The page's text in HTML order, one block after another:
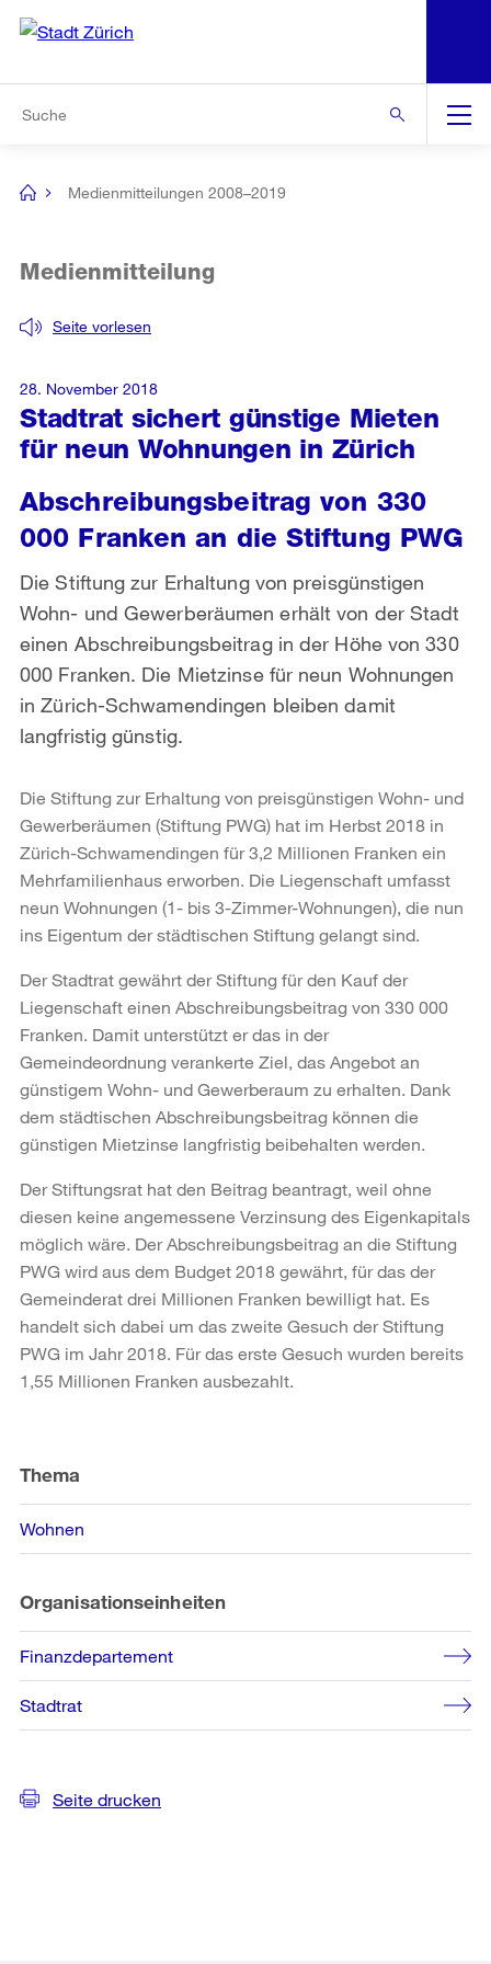
Navigation
[no
Medienmitteilungen 2008–2019
Stadtrat sichert günstige Mieten
für neun Wohnungen in Zürich
Seite vorlesen
Medienmitteilung
Abschreibungsbeitrag von 330
000 Franken an die Stiftung PWG
Die Stiftung zur Erhaltung von preisgünstigen
Wohn- und Gewerberäumen erhält von der Stadt
einen Abschreibungsbeitrag in der Höhe von 330
000 Franken. Die Mietzinse für neun Wohnungen
in Zürich-Schwamendingen bleiben damit
langfristig günstig.
28. November 2018
Die Stiftung zur Erhaltung von preisgünstigen Wohn- und
Gewerberäumen (Stiftung PWG) hat im Herbst 2018 in
Zürich-Schwamendingen für 3,2 Millionen Franken ein
Mehrfamilienhaus erworben. Die Liegenschaft umfasst
neun Wohnungen (1- bis 3-Zimmer-Wohnungen), die nun
ins Eigentum der städtischen Stiftung gelangt sind.
Der Stadtrat gewährt der Stiftung für den Kauf der
Liegenschaft einen Abschreibungsbeitrag von 330 000
Franken. Damit unterstützt er das in der
Gemeindeordnung verankerte Ziel, das Angebot an
günstigem Wohn- und Gewerberaum zu erhalten. Dank
dem städtischen Abschreibungsbeitrag können die
günstigen Mietzinse langfristig beibehalten werden.
Der Stiftungsrat hat den Beitrag beantragt, weil ohne
diesen keine angemessene Verzinsung des Eigenkapitals
möglich wäre. Der Abschreibungsbeitrag an die Stiftung
PWG wird aus dem Budget 2018 gewährt, für das der
Gemeinderat drei Millionen Franken bewilligt hat. Es
handelt sich dabei um das zweite Gesuch der Stiftung
PWG im Jahr 2018. Für das erste Gesuch wurden bereits
1,55 Millionen Franken ausbezahlt.
Informationen
Thema
Wohnen
Organisationseinheiten
Finanzdepartement
Stadtrat
Seite drucken